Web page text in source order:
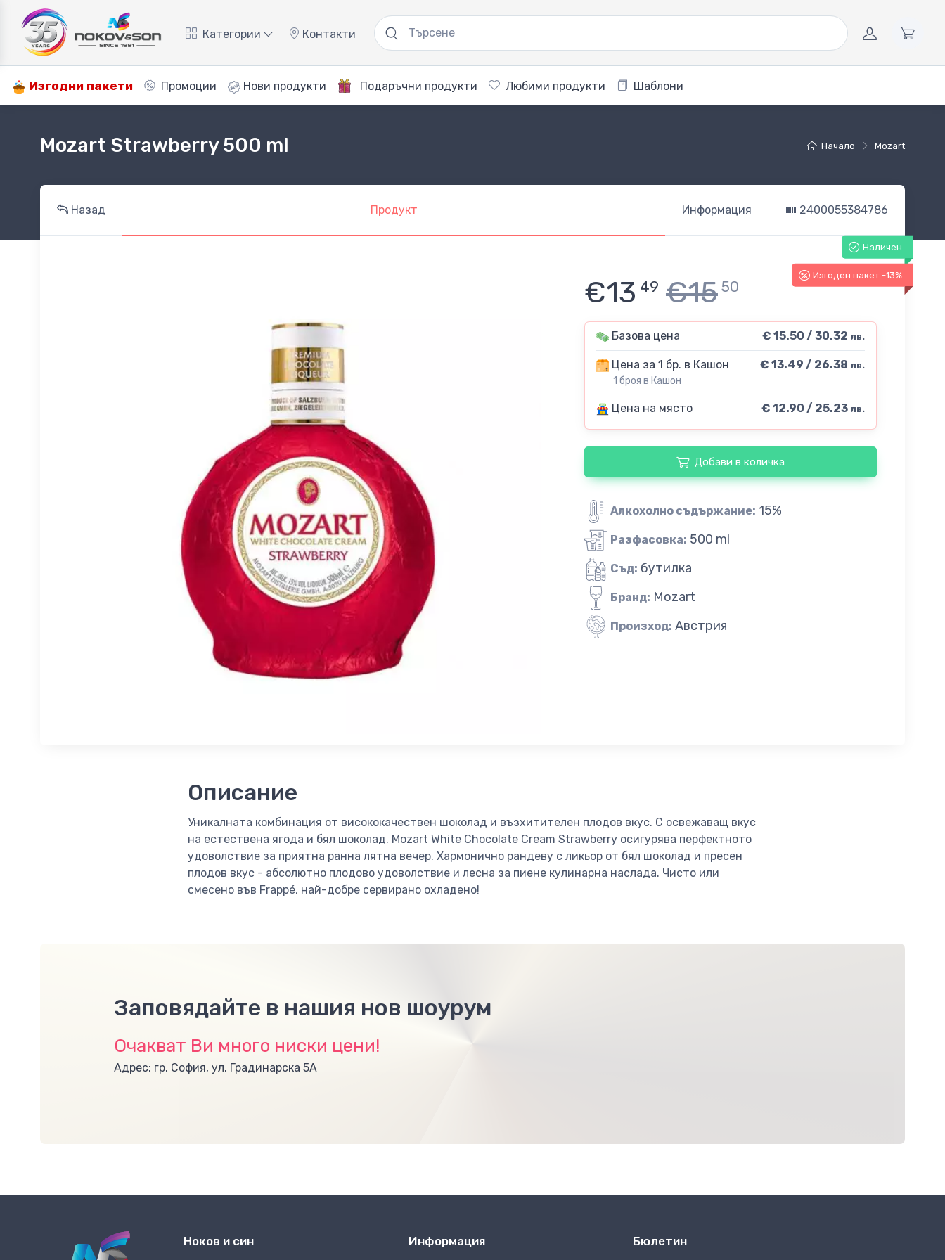
Категории Контакти
Изгодни пакети Промоции Нови продукти Подаръчни продукти Любими продукти Шаблони
Начало Mozart
Mozart Strawberry 500 ml
Назад Продукт Информация 2400055384786
Наличен
Изгоден пакет -13%
€13 49 €15 50
Базова цена € 15.50 / 30.32 лв.
Цена за 1 бр. в Кашон
1 броя в Кашон
€ 13.49 / 26.38 лв.
Цена на място € 12.90 / 25.23 лв.
Добави в количка
Алкохолно съдържание: 15%
Разфасовка: 500 ml
Съд: бутилка
Бранд: Mozart
Произход: Австрия
Описание
Уникалната комбинация от висококачествен шоколад и възхитителен плодов вкус. С освежаващ вкус
на естествена ягода и бял шоколад. Mozart White Chocolate Cream Strawberry осигурява перфектното
удоволствие за приятна ранна лятна вечер. Хармонично рандеву с ликьор от бял шоколад и пресен
плодов вкус - абсолютно плодово удоволствие и лесна за пиене кулинарна наслада. Чисто или
смесено във Frappé, най-добре сервирано охладено!
Заповядайте в нашия нов шоурум
Очакват Ви много ниски цени!
Адрес: гр. София, ул. Градинарска 5А
Ноков и син Информация Бюлетин